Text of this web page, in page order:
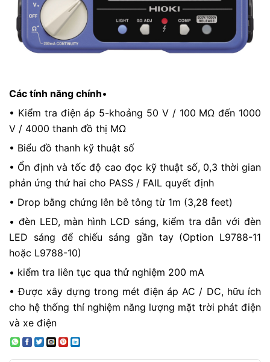
Các tính năng chính•
• Kiểm tra điện áp 5-khoảng 50 V / 100 MΩ đến 1000
V / 4000 thanh đồ thị MΩ
• Biểu đồ thanh kỹ thuật số
• Ổn định và tốc độ cao đọc kỹ thuật số, 0,3 thời gian
phản ứng thứ hai cho PASS / FAIL quyết định
• Drop bằng chứng lên bê tông từ 1m (3,28 feet)
• đèn LED, màn hình LCD sáng, kiểm tra dẫn với đèn
LED sáng để chiếu sáng gần tay (Option L9788-11
hoặc L9788-10)
• kiểm tra liên tục qua thử nghiệm 200 mA
• Được xây dựng trong mét điện áp AC / DC, hữu ích
cho hệ thống thí nghiệm năng lượng mặt trời phát điện
và xe điện